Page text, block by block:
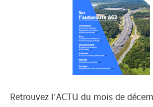
Retrouvez l'ACTU du mois de